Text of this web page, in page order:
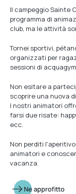
Il campeggio Sainte
programma di
club, ma le attività
Tornei sportivi,
organizzati per
sessioni di
Non esitare a
scoprire una nuova
I nostri animatori
farsi due risate:
ecc.
Non perditi
animatori e
vacanza.
Ne approfitto